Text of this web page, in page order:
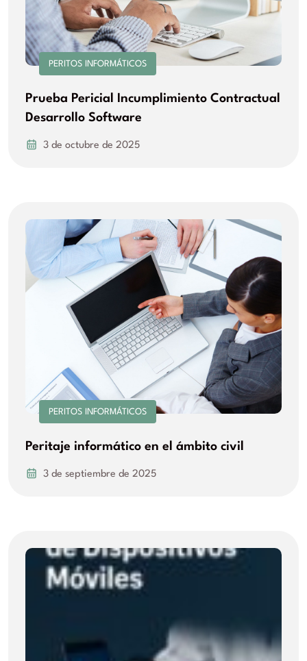
PERITOS INFORMÁTICOS
Prueba Pericial Incumplimiento Contractual
Desarrollo Software
3 de octubre de 2025
PERITOS INFORMÁTICOS
Peritaje informático en el ámbito civil
3 de septiembre de 2025